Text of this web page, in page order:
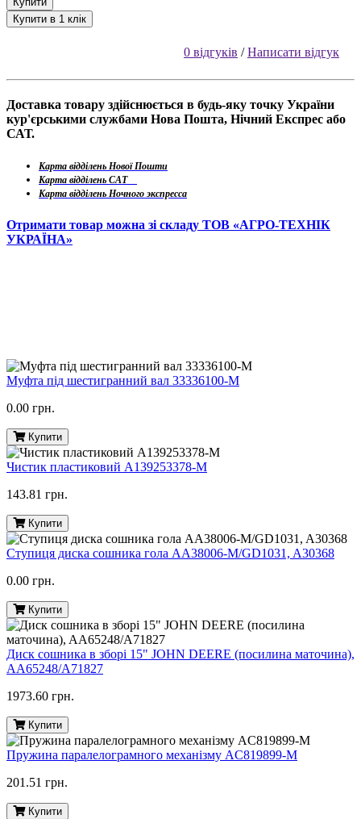
Купити в 1 клік
0 відгуків /Написати відгук
Доставка товару здійснюється в будь-яку точку України
кур'єрськими службами Нова Пошта, Нічний Експрес або
САТ.
Карта відділень Нової Пошти
Карта відділень САТ
Карта відділень Ночного экспресса
Отримати товар можна зі складу ТОВ «АГРО-ТЕХНІК
УКРАЇНА»
Муфта під шестигранний вал 33336100-M
0.00 грн.
Купити
Чистик пластиковий A139253378-M
143.81 грн.
Купити
Ступиця диска сошника гола AA38006-M/GD1031, A30368
0.00 грн.
Купити
Диск сошника в зборі 15" JOHN DEERE (посилина маточина),
AA65248/A71827
1973.60 грн.
Купити
Пружина паралелограмного механізму AC819899-M
201.51 грн.
Купити